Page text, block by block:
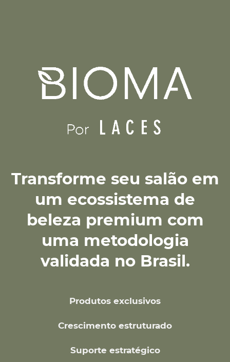
Transforme seu salão em
um ecossistema de
beleza premium com
uma metodologia
validada no Brasil.
Produtos exclusivos
Crescimento estruturado
Suporte estratégico